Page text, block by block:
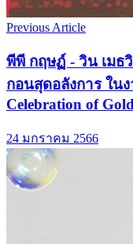
Previous Article
พีพี กฤษฏ์ - วิน เมธ
กอนสุดอลังการ ใน
Celebration of
24 มกราคม 2566